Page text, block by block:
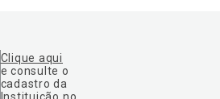
Clique aqui
e consulte o
cadastro da